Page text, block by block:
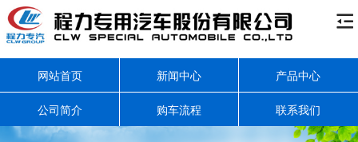

网站首页 新闻中心 产品中心
公司简介 购车流程 联系我们